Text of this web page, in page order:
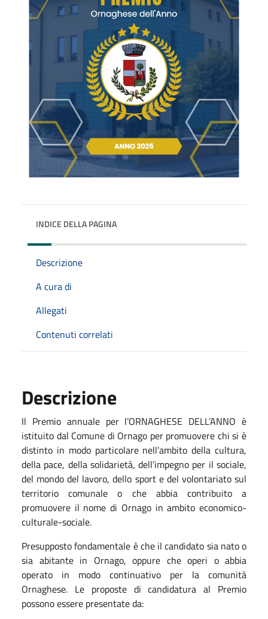
INDICE DELLA PAGINA
Descrizione
A cura di
Allegati
Contenuti correlati
Descrizione
Il Premio annuale per l’ORNAGHESE DELL’ANNO è
istituito dal Comune di Ornago per promuovere chi si è
distinto in modo particolare nell’ambito della cultura,
della pace, della solidarietà, dell’impegno per il sociale,
del mondo del lavoro, dello sport e del volontariato sul
territorio comunale o che abbia contribuito a
promuovere il nome di Ornago in ambito economico-
culturale-sociale.
Presupposto fondamentale è che il candidato sia nato o
sia abitante in Ornago, oppure che operi o abbia
operato in modo continuativo per la comunità
Ornaghese. Le proposte di candidatura al Premio
possono essere presentate da: